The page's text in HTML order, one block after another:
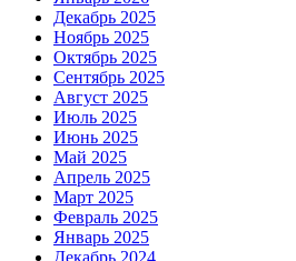
Декабрь 2025
Ноябрь 2025
Октябрь 2025
Сентябрь 2025
Август 2025
Июль 2025
Июнь 2025
Май 2025
Апрель 2025
Март 2025
Февраль 2025
Январь 2025
Декабрь 2024